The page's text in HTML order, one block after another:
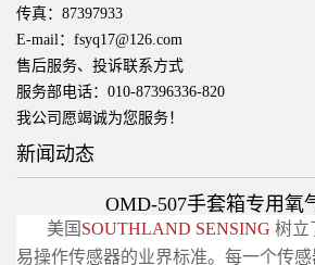
传真：87397933
E-mail：fsyq17@126.com
售后服务、投诉联系方式
服务部电话：010-87396336-820
我公司愿竭诚为您服务！
新闻动态
OMD-507手套箱专用氧
美国 SOUTHLAND SENSING 树立
易操作传感器的业界标准。每一个传感